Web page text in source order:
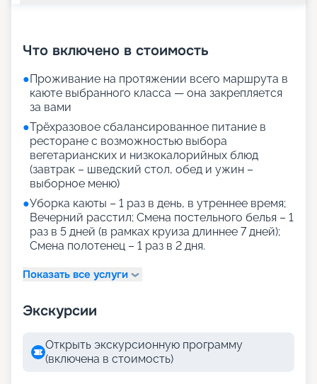
Что включено в стоимость
●Проживание на протяжении всего маршрута в
каюте выбранного класса — она закрепляется
за вами
●Трёхразовое сбалансированное питание в
ресторане с возможностью выбора
вегетарианских и низкокалорийных блюд
(завтрак – шведский стол, обед и ужин –
выборное меню)
●Уборка каюты – 1 раз в день, в утреннее время;
Вечерний расстил; Смена постельного белья – 1
раз в 5 дней (в рамках круиза длиннее 7 дней);
Смена полотенец – 1 раз в 2 дня.
Показать все услуги
Экскурсии
Открыть экскурсионную программу
(включена в стоимость)